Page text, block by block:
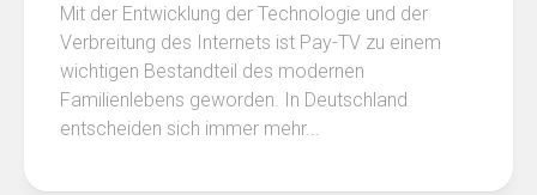
Mit der Entwicklung der Technologie und der
Verbreitung des Internets ist Pay-TV zu einem
wichtigen Bestandteil des modernen
Familienlebens geworden. In Deutschland
entscheiden sich immer mehr...